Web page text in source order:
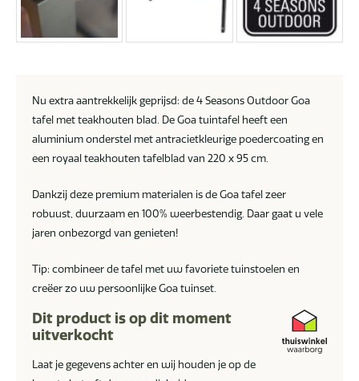
Nu extra aantrekkelijk geprijsd: de 4 Seasons Outdoor Goa
tafel met teakhouten blad. De Goa tuintafel heeft een
aluminium onderstel met antracietkleurige poedercoating en
een royaal teakhouten tafelblad van 220 x 95 cm.
Dankzij deze premium materialen is de Goa tafel zeer
robuust, duurzaam en 100% weerbestendig. Daar gaat u vele
jaren onbezorgd van genieten!
Tip: combineer de tafel met uw favoriete tuinstoelen en
creëer zo uw persoonlijke Goa tuinset.
Dit product is op dit moment
uitverkocht
Laat je gegevens achter en wij houden je op de